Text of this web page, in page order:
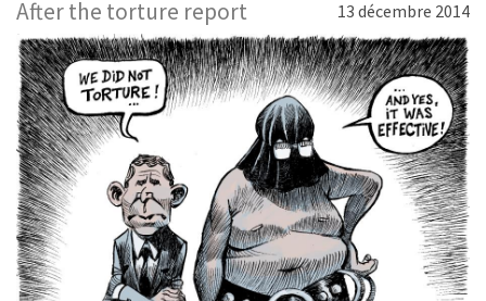
After the torture report 13 décembre 2014